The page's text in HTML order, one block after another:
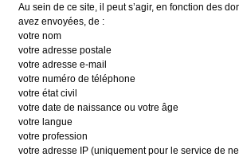
Au sein de ce site, il peut s’agir, en fonction des
avez envoyées, de :
votre nom
votre adresse postale
votre adresse e-mail
votre numéro de téléphone
votre état civil
votre date de naissance ou votre âge
votre langue
votre profession
votre adresse IP (uniquement pour le service de